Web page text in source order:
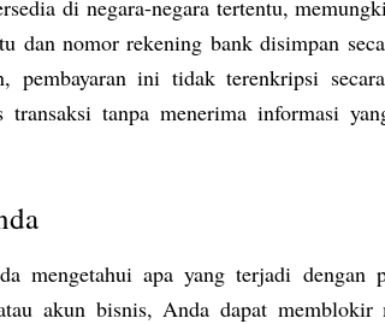
di negara-negara tertentu,
dan nomor rekening bank disimpan
pembayaran ini tidak terenkripsi
transaksi tanpa menerima informasi
mengetahui apa yang terjadi
akun bisnis, Anda dapat memblokir